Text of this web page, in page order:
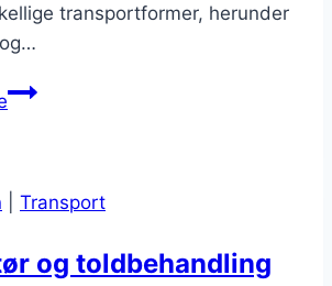
transportformer, herunder
Speditør
Transport
og toldbehandling